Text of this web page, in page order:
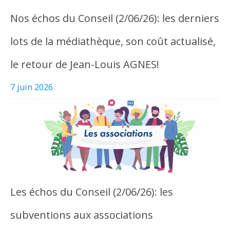
Nos échos du Conseil (2/06/26): les derniers
lots de la médiathèque, son coût actualisé,
le retour de Jean-Louis AGNES!
7 juin 2026
Les échos du Conseil (2/06/26): les
subventions aux associations